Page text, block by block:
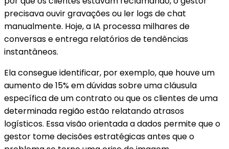
precisava ouvir gravações ou ler logs de chat
manualmente. Hoje, a IA processa milhares de
conversas e entrega relatórios de tendências
instantâneos.
Ela consegue identificar, por exemplo, que houve um
aumento de 15% em dúvidas sobre uma cláusula
específica de um contrato ou que os clientes de uma
determinada região estão relatando atrasos
logísticos. Essa visão orientada a dados permite que o
gestor tome decisões estratégicas antes que o